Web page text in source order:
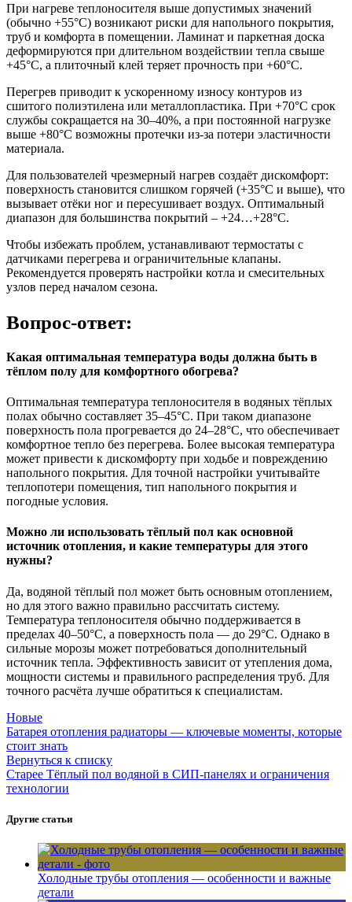
При нагреве теплоносителя выше допустимых значений
(обычно +55°C) возникают риски для напольного покрытия,
труб и комфорта в помещении. Ламинат и паркетная доска
деформируются при длительном воздействии тепла свыше
+45°C, а плиточный клей теряет прочность при +60°C.
Перегрев приводит к ускоренному износу контуров из
сшитого полиэтилена или металлопластика. При +70°C срок
службы сокращается на 30–40%, а при постоянной нагрузке
выше +80°C возможны протечки из-за потери эластичности
материала.
Для пользователей чрезмерный нагрев создаёт дискомфорт:
поверхность становится слишком горячей (+35°C и выше), что
вызывает отёки ног и пересушивает воздух. Оптимальный
диапазон для большинства покрытий – +24…+28°C.
Чтобы избежать проблем, устанавливают термостаты с
датчиками перегрева и ограничительные клапаны.
Рекомендуется проверять настройки котла и смесительных
узлов перед началом сезона.
Вопрос-ответ:
Какая оптимальная температура воды должна быть в
тёплом полу для комфортного обогрева?
Оптимальная температура теплоносителя в водяных тёплых
полах обычно составляет 35–45°C. При таком диапазоне
поверхность пола прогревается до 24–28°C, что обеспечивает
комфортное тепло без перегрева. Более высокая температура
может привести к дискомфорту при ходьбе и повреждению
напольного покрытия. Для точной настройки учитывайте
теплопотери помещения, тип напольного покрытия и
погодные условия.
Можно ли использовать тёплый пол как основной
источник отопления, и какие температуры для этого
нужны?
Да, водяной тёплый пол может быть основным отоплением,
но для этого важно правильно рассчитать систему.
Температура теплоносителя обычно поддерживается в
пределах 40–50°C, а поверхность пола — до 29°C. Однако в
сильные морозы может потребоваться дополнительный
источник тепла. Эффективность зависит от утепления дома,
мощности системы и правильного распределения труб. Для
точного расчёта лучше обратиться к специалистам.
Новые
Батарея отопления радиаторы — ключевые моменты, которые
стоит знать
Вернуться к списку
Старее Тёплый пол водяной в СИП-панелях и ограничения
технологии
Другие статьи
Холодные трубы отопления — особенности и важные
детали